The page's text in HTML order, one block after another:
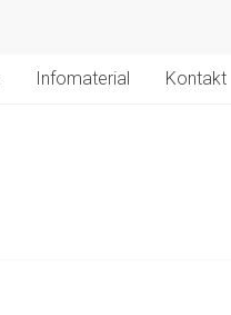
Infomaterial Kontakt